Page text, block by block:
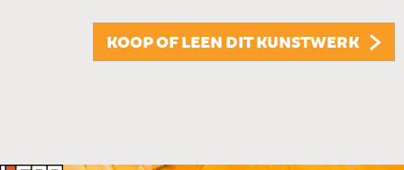
KOOP OF LEEN DIT KUNSTWERK